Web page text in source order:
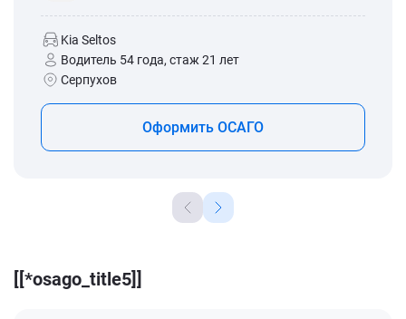
Kia Seltos
Водитель 54 года, стаж 21 лет
Серпухов
Оформить ОСАГО
[[*osago_title5]]